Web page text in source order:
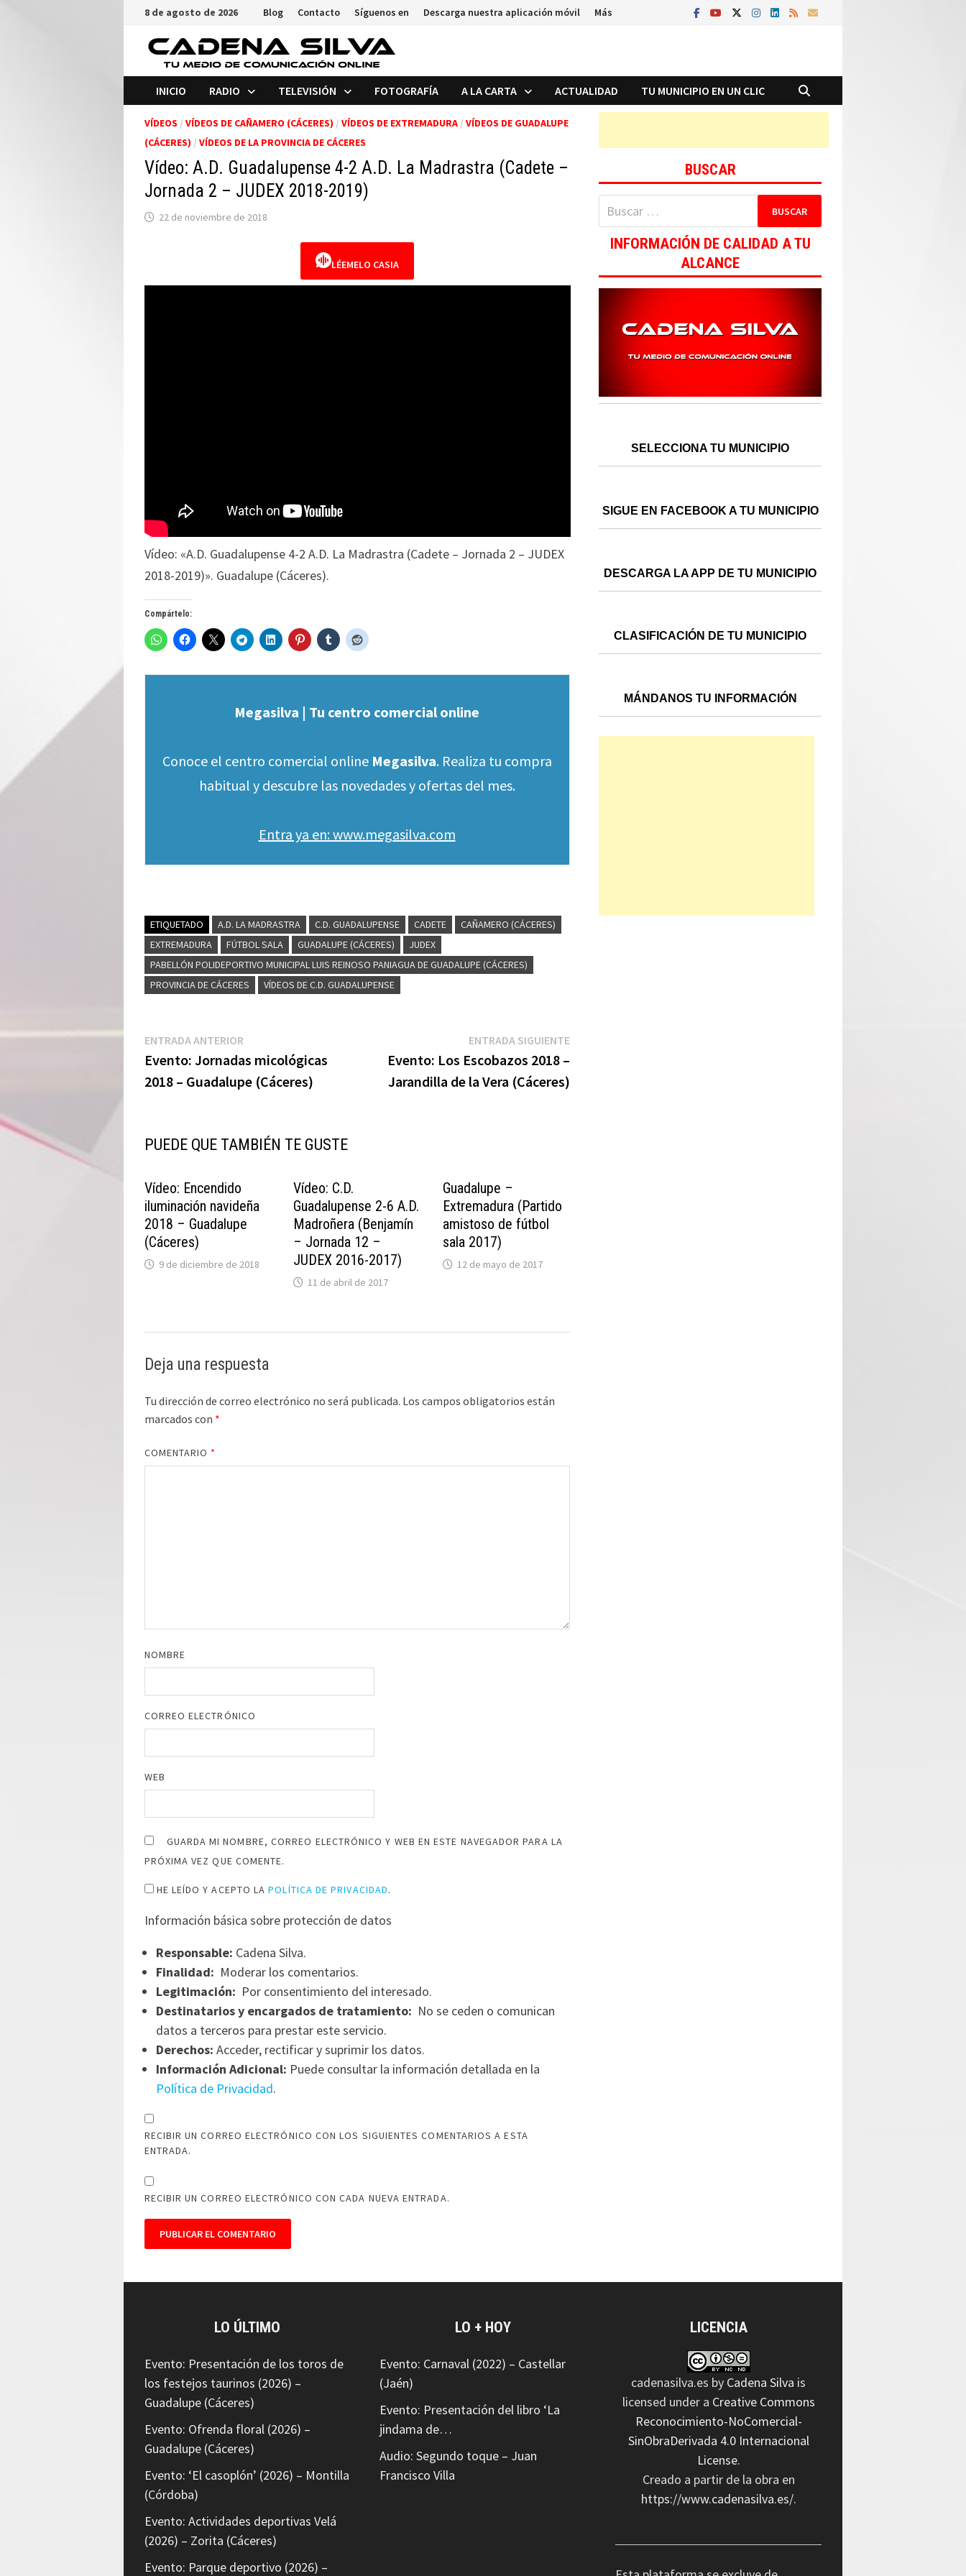
Saltar
contenido
8 de agosto de 2026 Blog Contacto Síguenos en Descarga nuestra aplicación móvil Más
INICIO RADIO TELEVISIÓN FOTOGRAFÍA A LA CARTA ACTUALIDAD TU MUNICIPIO EN UN CLIC
VÍDEOS / VÍDEOS DE CAÑAMERO (CÁCERES) / VÍDEOS DE EXTREMADURA/ VÍDEOS DE GUADALUPE
(CÁCERES) / VÍDEOS DE LA PROVINCIA DE CÁCERES
Vídeo: A.D. Guadalupense 4-2 A.D. La Madrastra (Cadete –
Jornada 2 – JUDEX 2018-2019)
22 de noviembre de 2018
LÉEMELO CASIA
Vídeo: «A.D. Guadalupense 4-2 A.D. La Madrastra (Cadete – Jornada 2 – JUDEX
2018-2019)». Guadalupe (Cáceres).
Compártelo:
Megasilva | Tu centro comercial online
Conoce el centro comercial online Megasilva. Realiza tu compra
habitual y descubre las novedades y ofertas del mes.
Entra ya en: www.megasilva.com
ETIQUETADO A.D. LA MADRASTRA C.D. GUADALUPENSE CADETE
CAÑAMERO (CÁCERES)
EXTREMADURA
FÚTBOL SALA GUADALUPE (CÁCERES)
JUDEX
PABELLÓN POLIDEPORTIVO MUNICIPAL LUIS REINOSO PANIAGUA DE GUADALUPE (CÁCERES)
PROVINCIA DE CÁCERES
VÍDEOS DE C.D. GUADALUPENSE
Navegación
de
ENTRADA ANTERIOREntrada
anterior:
Evento: Jornadas micológicas
2018 – Guadalupe (Cáceres)
ENTRADA SIGUIENTEEntrada
Evento: Los Escobazos 2018 –
Jarandilla de la Vera (Cáceres)
PUEDE QUE TAMBIÉN TE GUSTE
Vídeo: Encendido
iluminación navideña
2018 – Guadalupe
(Cáceres)
9 de diciembre de 2018
Vídeo: C.D.
Guadalupense 2-6 A.D.
Madroñera (Benjamín
– Jornada 12 –
JUDEX 2016-2017)
11 de abril de 2017
Guadalupe –
Extremadura (Partido
amistoso de fútbol
sala 2017)
12 de mayo de 2017
Deja una respuesta
Tu dirección de correo electrónico no será publicada. Los campos obligatorios están
marcados con *
COMENTARIO *
NOMBRE
CORREO ELECTRÓNICO
WEB
GUARDA MI NOMBRE, CORREO ELECTRÓNICO Y WEB EN ESTE NAVEGADOR PARA LA
PRÓXIMA VEZ QUE COMENTE.
HE LEÍDO Y ACEPTO LAPOLÍTICA DE PRIVACIDAD.
Información básica sobre protección de datos
Responsable: Cadena Silva.
Finalidad: Moderar los comentarios.
Legitimación: Por consentimiento del interesado.
Destinatarios y encargados de tratamiento: No se ceden o comunican
datos a terceros para prestar este servicio.
Derechos: Acceder, rectificar y suprimir los datos.
Información Adicional: Puede consultar la información detallada en la
Política de Privacidad.
RECIBIR UN CORREO ELECTRÓNICO CON LOS SIGUIENTES COMENTARIOS A ESTA
ENTRADA.
RECIBIR UN CORREO ELECTRÓNICO CON CADA NUEVA ENTRADA.
BUSCAR
Buscar:
INFORMACIÓN DE CALIDAD A TU
ALCANCE
SELECCIONA TU MUNICIPIO
SIGUE EN FACEBOOK A TU MUNICIPIO
DESCARGA LA APP DE TU MUNICIPIO
CLASIFICACIÓN DE TU MUNICIPIO
MÁNDANOS TU INFORMACIÓN
LO ÚLTIMO
Evento: Presentación de los toros de
los festejos taurinos (2026) –
Guadalupe (Cáceres)
Evento: Ofrenda floral (2026) –
Guadalupe (Cáceres)
Evento: ‘El casoplón’ (2026) – Montilla
(Córdoba)
Evento: Actividades deportivas Velá
(2026) – Zorita (Cáceres)
Evento: Parque deportivo (2026) –
LO + HOY
Evento: Carnaval (2022) – Castellar
(Jaén)
Evento: Presentación del libro ‘La
jindama de…
Audio: Segundo toque – Juan
Francisco Villa
LICENCIA
cadenasilva.es by Cadena Silva is
licensed under a Creative Commons
Reconocimiento-NoComercial-
SinObraDerivada 4.0 Internacional
License.
Creado a partir de la obra en
https://www.cadenasilva.es/.